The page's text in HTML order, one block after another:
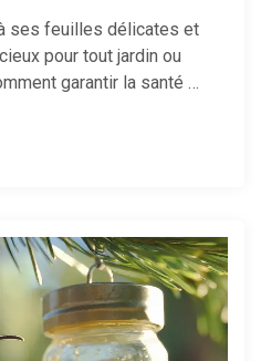
ses feuilles délicates et
pour tout jardin ou
garantir la santé …